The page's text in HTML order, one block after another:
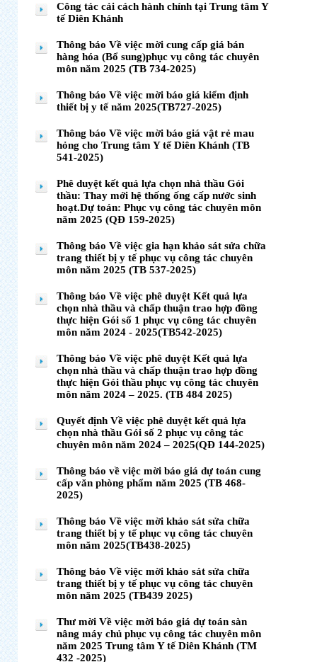
Công tác cải cách hành chính tại Trung tâm Y
tế Diên Khánh
Thông báo Về việc mời cung cấp giá bán
hàng hóa (Bổ sung)phục vụ công tác chuyên
môn năm 2025 (TB 734-2025)
Thông báo Về việc mời báo giá kiểm định
thiết bị y tế năm 2025(TB727-2025)
Thông báo Về việc mời báo giá vật rẻ mau
hỏng cho Trung tâm Y tế Diên Khánh (TB
541-2025)
Phê duyệt kết quả lựa chọn nhà thầu Gói
thầu: Thay mới hệ thống ống cấp nước sinh
hoạt.Dự toán: Phục vụ công tác chuyên môn
năm 2025 (QĐ 159-2025)
Thông báo Về việc gia hạn khảo sát sửa chữa
trang thiết bị y tế phục vụ công tác chuyên
môn năm 2025 (TB 537-2025)
Thông báo Về việc phê duyệt Kết quả lựa
chọn nhà thầu và chấp thuận trao hợp đồng
thực hiện Gói số 1 phục vụ công tác chuyên
môn năm 2024 - 2025(TB542-2025)
Thông báo Về việc phê duyệt Kết quả lựa
chọn nhà thầu và chấp thuận trao hợp đồng
thực hiện Gói thầu phục vụ công tác chuyên
môn năm 2024 – 2025. (TB 484 2025)
Quyết định Về việc phê duyệt kết quả lựa
chọn nhà thầu Gói số 2 phục vụ công tác
chuyên môn năm 2024 – 2025(QĐ 144-2025)
Thông báo về việc mời báo giá dự toán cung
cấp văn phòng phẩm năm 2025 (TB 468-
2025)
Thông báo Về việc mời khảo sát sửa chữa
trang thiết bị y tế phục vụ công tác chuyên
môn năm 2025(TB438-2025)
Thông báo Về việc mời khảo sát sửa chữa
trang thiết bị y tế phục vụ công tác chuyên
môn năm 2025 (TB439 2025)
Thư mời Về việc mời báo giá dự toán sàn
nâng máy chủ phục vụ công tác chuyên môn
năm 2025 Trung tâm Y tế Diên Khánh (TM
432 -2025)